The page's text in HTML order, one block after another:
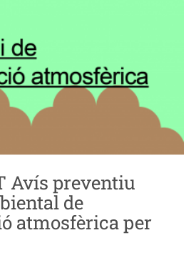
Avís preventiu
de
atmosfèrica per